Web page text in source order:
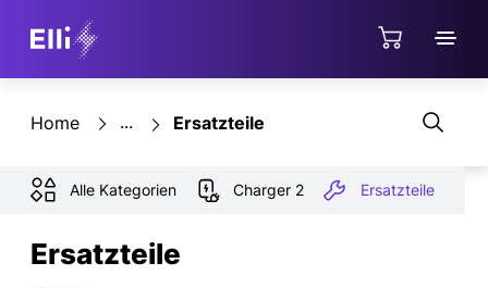
Home ShopErsatzteile
Alle Kategorien Charger 2 Ersatzteile
Ersatzteile